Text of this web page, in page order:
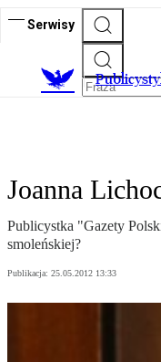
Serwisy
Joanna
Publicystka "Gazety
smoleńskiej?
Publikacja: 25.05.2012 13:33